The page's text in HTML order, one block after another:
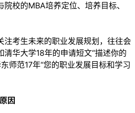
校的MBA培养定位、培养目标、
考生未来的职业发展规划，往往会
华大学18年的申请短文“描述你的
师范17年“您的职业发展目标和学习
因